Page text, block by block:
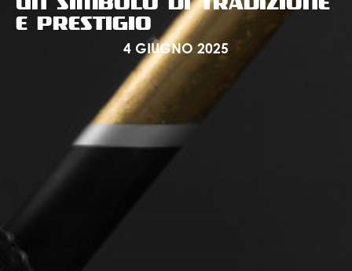
UN SIMBOLO DI TRADIZIONE
E PRESTIGIO
4 GIUGNO 2025